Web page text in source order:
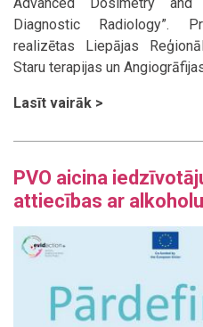
Advanced Dosimetry
Diagnostic Radiology”.
realizētas Liepājas
Staru terapijas un
Lasīt vairāk >
PVO aicina
attiecības ar alkoholu